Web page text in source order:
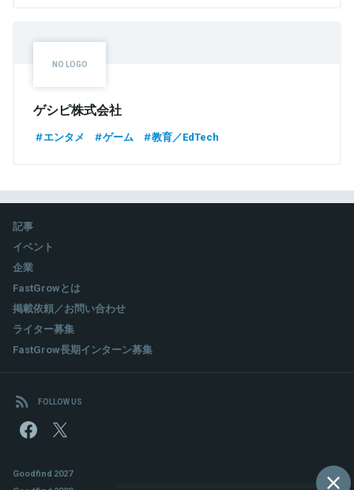
ゲシピ株式会社
エンタメ ゲーム 教育／EdTech
記事
イベント
企業
FastGrowとは
掲載依頼／お問い合わせ
ライター募集
FastGrow長期インターン募集
FOLLOW US
Goodfind 2027